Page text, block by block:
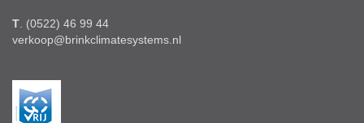
T. (0522) 46 99 44
verkoop@brinkclimatesystems.nl